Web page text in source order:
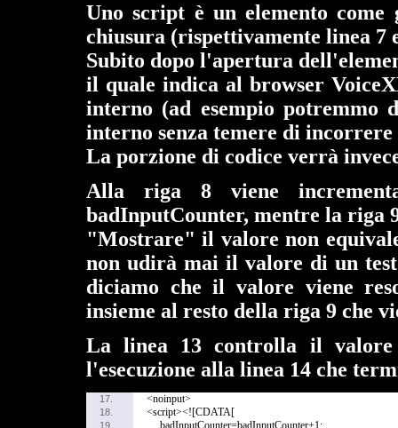
Uno script è un elemento
chiusura (rispettivamente linea 7
Subito dopo l'apertura
il quale indica al browser
interno (ad esempio potremmo
interno senza temere di
La porzione di codice verrà
Alla riga 8 viene
badInputCounter, mentre la riga
"Mostrare" il valore non
non udirà mai il valore di un
diciamo che il valore viene
insieme al resto della riga 9 che
La linea 13 controlla il
l'esecuzione alla linea 14 che
17. <noinput>
18. <script><![CDATA[
19. badInputCounter=badInputCounter+1;